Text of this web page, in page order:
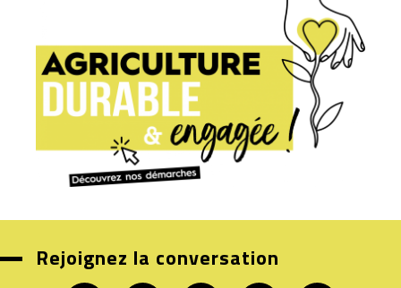
Rejoignez la conversation